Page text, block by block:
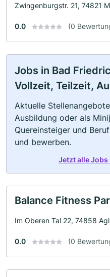
Zwingenburgstr. 21, 74821
0.0 (0
Jobs in Bad
Vollzeit, Teilzeit,
Aktuelle
Ausbildung oder als
Quereinsteiger und
und bewerben.
Jetzt alle Jobs
Balance Fitness
Im Oberen Tal 22, 74858
0.0 (0